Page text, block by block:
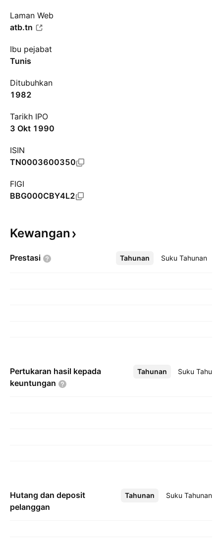
Laman Web
atb.tn
Ibu pejabat
Tunis
Ditubuhkan
1982
Tarikh IPO
3 Okt 1990
ISIN
TN0003600350
FIGI
BBG000CBY4L2
Kewangan
Prestasi Tahunan Suku Tahunan
Lebih
Pertukaran hasil kepada
keuntungan
Tahunan Suku
Lebih
Hutang dan deposit
pelanggan
Tahunan Suku Tahunan
Lebih